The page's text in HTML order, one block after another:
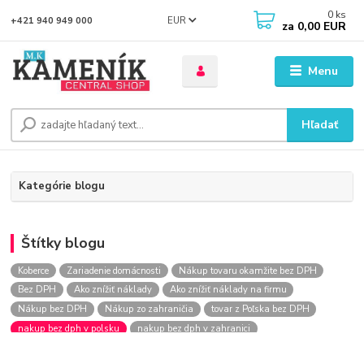
Menu
EUR
Hľadať
+421 940 949 000 0 ks
za 0,00 EUR
Kategórie blogu
Štítky blogu
Koberce Zariadenie domácnosti
Nákup tovaru okamžite bez DPH
Bez DPH
Ako znížiť náklady
Ako znížiť náklady na firmu
Nákup bez DPH
Nákup zo zahraničia
tovar z Poľska bez DPH
nakup bez dph v polsku
nakup bez dph v zahranici